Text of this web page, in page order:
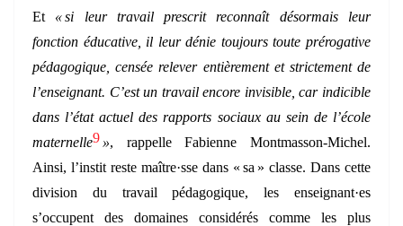
Et « si leur travail prescrit reconnaît désormais leur
fonction éducative, il leur dénie toujours toute prérogative
pédagogique, censée relever entièrement et strictement de
l’enseignant. C’est un travail encore invisible, car indicible
dans l’état actuel des rapports sociaux au sein de l’école
maternelle9 », rappelle Fabienne Montmasson-Michel.
Ainsi, l’instit reste maître·sse dans « sa » classe. Dans cette
division du travail pédagogique, les enseignant·es
s’occupent des domaines considérés comme les plus